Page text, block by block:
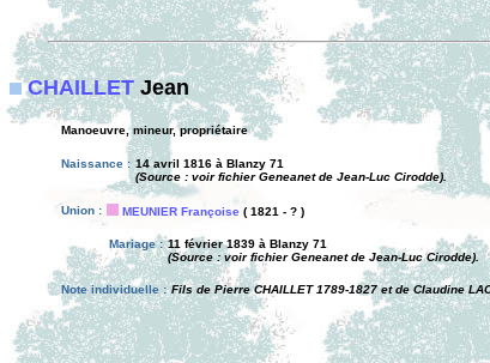
CHAILLET Jean
Manoeuvre, mineur, propriétaire
Naissance : 14 avril 1816 à Blanzy 71
(Source : voir fichier Geneanet de Jean-Luc Cirodde).
Union : MEUNIER Françoise ( 1821 - ? )
Mariage : 11 février 1839 à Blanzy 71
(Source : voir fichier Geneanet de Jean-Luc Cirodde).
Note individuelle : Fils de Pierre CHAILLET 1789-1827 et de Claudine